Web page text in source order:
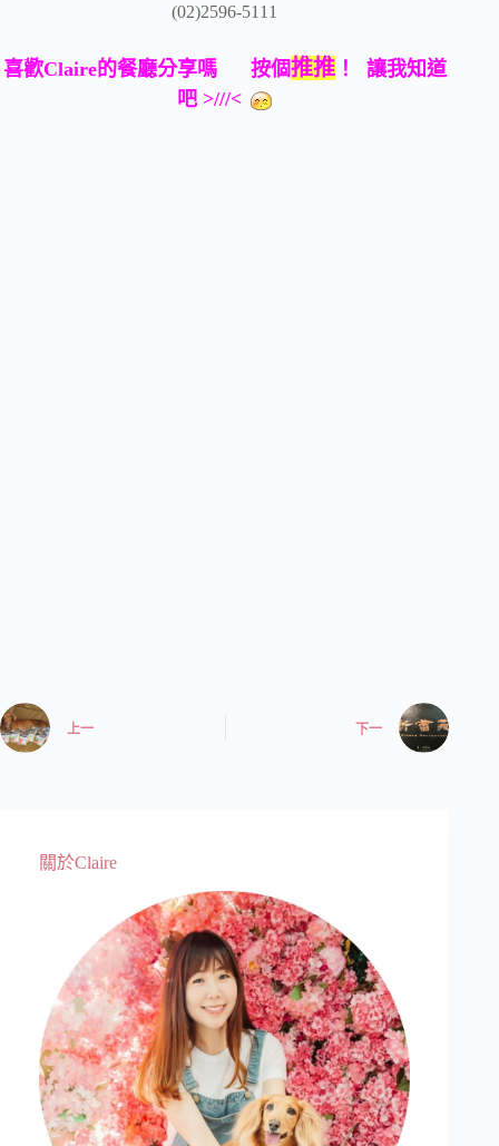
(02)2596-5111
喜歡Claire的餐廳分享嗎 按個推推！ 讓我知道
吧 >///<
上一 下一
關於Claire